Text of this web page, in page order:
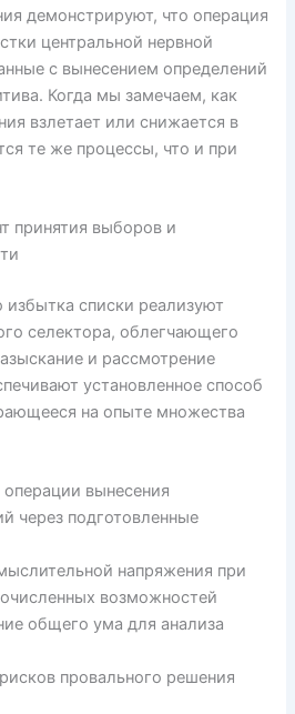
демонстрируют, что операция
центральной нервной
с вынесением определений
Когда мы замечаем, как
взлетает или снижается в
те же процессы, что и при
принятия выборов и
списки реализуют
селектора, облегчающего
и рассмотрение
установленное способ
на опыте множества
вынесения
через подготовленные
напряжения при
возможностей
общего ума для анализа
провального решения